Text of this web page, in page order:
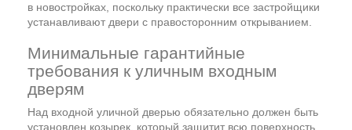
в новостройках, поскольку практически все застройщики
устанавливают двери с правосторонним открыванием.
Минимальные гарантийные
требования к уличным входным
дверям
Над входной уличной дверью обязательно должен быть
установлен козырек, который защитит всю поверхность